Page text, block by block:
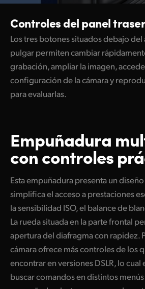
Controles del panel
Los tres botones situados debajo
pulgar permiten cambiar
grabación, ampliar la imagen,
configuración de la cámara y
para evaluarlas.
Empuñadura
con controles
Esta empuñadura presenta un
simplifica el acceso a prestaciones
la sensibilidad ISO, el balance de
La rueda situada en la parte frontal
apertura del diafragma con rapidez.
cámara ofrece más controles de los
encontrar en versiones DSLR, lo cual
buscar comandos en distintos